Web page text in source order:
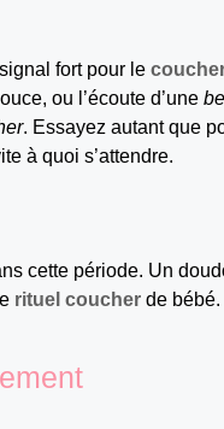
fort pour le
ou l’écoute d’une
. Essayez autant que
à quoi s’attendre.
cette période. Un
rituel coucher de bébé.